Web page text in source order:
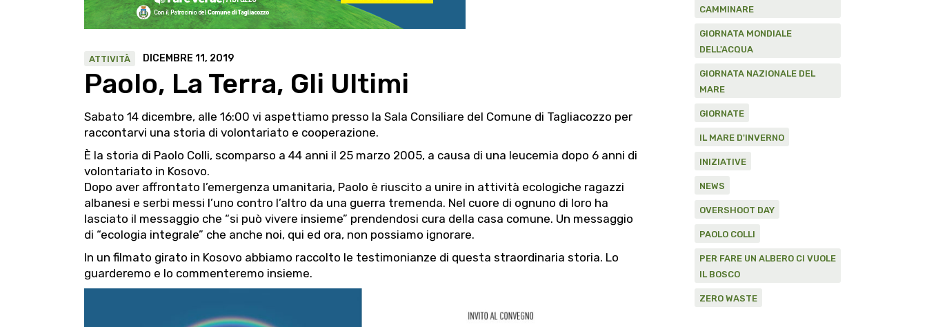
ATTIVITÀ DICEMBRE 11, 2019
Paolo, La Terra, Gli Ultimi
Sabato 14 dicembre, alle 16:00 vi aspettiamo presso la Sala Consiliare del Comune di Tagliacozzo per
raccontarvi una storia di volontariato e cooperazione.
È la storia di Paolo Colli, scomparso a 44 anni il 25 marzo 2005, a causa di una leucemia dopo 6 anni di
volontariato in Kosovo.
Dopo aver affrontato l’emergenza umanitaria, Paolo è riuscito a unire in attività ecologiche ragazzi
albanesi e serbi messi l’uno contro l’altro da una guerra tremenda. Nel cuore di ognuno di loro ha
lasciato il messaggio che “si può vivere insieme” prendendosi cura della casa comune. Un messaggio
di “ecologia integrale” che anche noi, qui ed ora, non possiamo ignorare.
In un filmato girato in Kosovo abbiamo raccolto le testimonianze di questa straordinaria storia. Lo
guarderemo e lo commenteremo insieme.
CAMMINARE
GIORNATA MONDIALE
DELL'ACQUA
GIORNATA NAZIONALE DEL
MARE
GIORNATE
IL MARE D'INVERNO
INIZIATIVE
NEWS
OVERSHOOT DAY
PAOLO COLLI
PER FARE UN ALBERO CI VUOLE
IL BOSCO
ZERO WASTE